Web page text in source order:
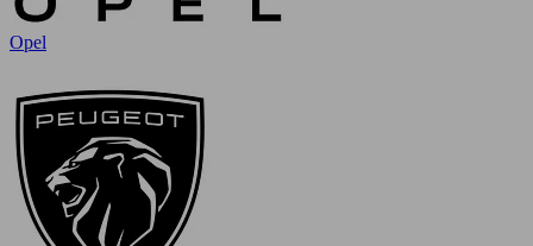
Opel